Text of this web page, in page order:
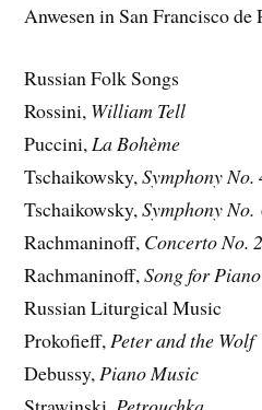
Anwesen in San Francisco de
Russian Folk Songs
Rossini, William Tell
Puccini,La Bohème
Tschaikowsky,Symphony No.
Tschaikowsky,Symphony No.
Rachmaninoff, Concerto No. 2
Rachmaninoff,Song for Piano
Russian Liturgical Music
Prokofieff,Peter and the Wolf
Debussy,Piano Music